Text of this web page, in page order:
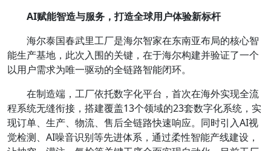
AI赋能智造与服务，打造全球用户体验新标杆
海尔泰国春武里工厂是海尔智家在东南亚布局的核心智
能生产基地，此次入围的关键，在于海尔构建并验证了一个
以用户需求为唯一驱动的全链路智能闭环。
在制造端，工厂依托数字化平台，首次在海外实现全流
程系统无缝衔接，搭建覆盖13个领域的23套数字化系统，实
现订单、生产、物流、售后全链路快速响应。同时引入AI视
觉检测、AI噪音识别等先进体系，通过柔性智能产线建设，